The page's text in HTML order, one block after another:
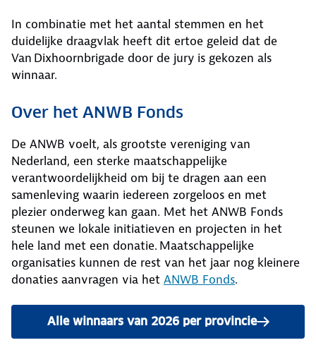
In combinatie met het aantal stemmen en het
duidelijke draagvlak heeft dit ertoe geleid dat de
Van Dixhoornbrigade door de jury is gekozen als
winnaar.
Over het ANWB Fonds
De ANWB voelt, als grootste vereniging van
Nederland, een sterke maatschappelijke
verantwoordelijkheid om bij te dragen aan een
samenleving waarin iedereen zorgeloos en met
plezier onderweg kan gaan. Met het ANWB Fonds
steunen we lokale initiatieven en projecten in het
hele land met een donatie. Maatschappelijke
organisaties kunnen de rest van het jaar nog kleinere
donaties aanvragen via het ANWB Fonds.
Alle winnaars van 2026 per provincie